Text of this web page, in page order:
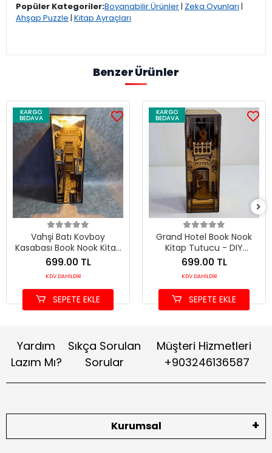
Popüler Kategoriler:Boyanabilir Ürünler | Zeka Oyunları |
Ahşap Puzzle | Kitap Ayraçları
Benzer Ürünler
KARGO
BEDAVA
Vahşi Batı Kovboy
Kasabası Book Nook Kitap
Tutucu - DIY Ahşap
699.00 TL
KDV DAHİLDİR
SEPETE EKLE
KARGO
BEDAVA
Grand Hotel Book Nook
Kitap Tutucu - DIY
Minyatür Otel Maket Kit
699.00 TL
KDV DAHİLDİR
SEPETE EKLE
Yardım
Lazım Mı?
Sıkça Sorulan
Sorular
Müşteri Hizmetleri
+903246136587
Kurumsal